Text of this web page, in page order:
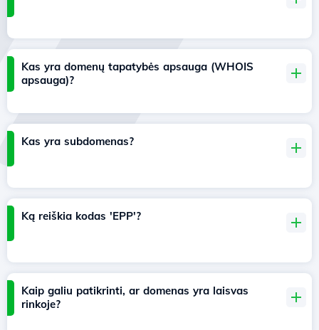
Kas yra domenų tapatybės apsauga (WHOIS
apsauga)?
Kas yra subdomenas?
Ką reiškia kodas 'EPP'?
Kaip galiu patikrinti, ar domenas yra laisvas
rinkoje?